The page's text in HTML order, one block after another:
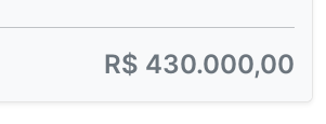
R$ 430.000,00